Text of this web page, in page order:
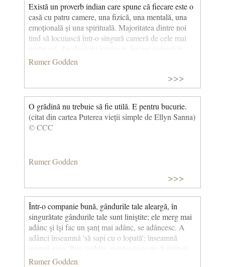
Există un proverb indian care spune că fiecare este o
casă cu patru camere, una fizică, una mentală, una
emoțională și una spirituală. Majoritatea dintre noi
tind să locuiască într-o singură cameră de cele mai
fiecare zi, chiar dacă doar pentru a o menține aerisită,
Rumer Godden
>>>
O grădină nu trebuie să fie utilă. E pentru bucurie.
(citat din cartea Puterea vieții simple de Ellyn Sanna)
© CCC
Rumer Godden
>>>
Într-o companie bună, gândurile tale aleargă, în
singurătate gândurile tale sunt liniştite; ele merg mai
adânc şi îşi fac un șanț mai adânc, se adâncesc. A
adânci înseamnă 'să sapi cu o lopată'; înseamnă
muncă grea. Prin vorbire, mintea ta poate fi întinsă,
lărgită, înălțată, dar nu poate fi adâncită; trebuie să o
Rumer Godden